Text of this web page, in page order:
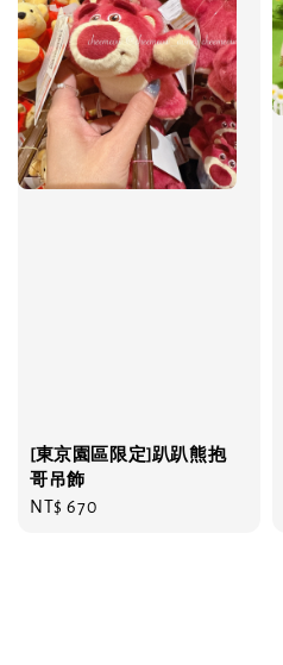
[東京園區限定]趴趴熊抱
哥吊飾
Regular
NT$ 670